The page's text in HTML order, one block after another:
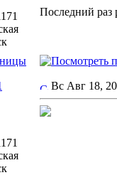
Последний раз
Вс Авг 18,